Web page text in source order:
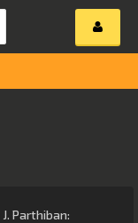
J. Parthiban: